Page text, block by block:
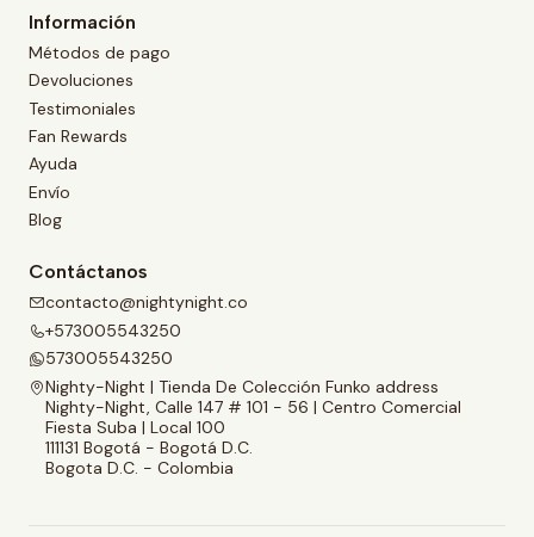
Información
Métodos de pago
Devoluciones
Testimoniales
Fan Rewards
Ayuda
Envío
Blog
Contáctanos
contacto@nightynight.co
+573005543250
573005543250
Nighty-Night | Tienda De Colección Funko address
Nighty-Night, Calle 147 # 101 - 56 | Centro Comercial
Fiesta Suba | Local 100
111131 Bogotá - Bogotá D.C.
Bogota D.C. - Colombia